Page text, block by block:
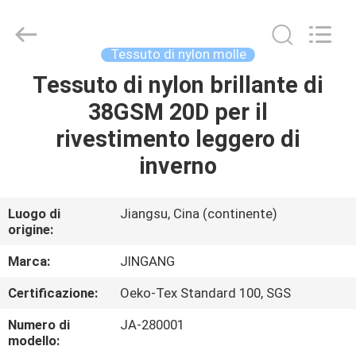
CASA
PRODOTTI
NOI
GIRO
DELLA
FABBRICA
Textile
Co.,Ltd.
Tessuto di nylon molle
Tessuto di nylon brillante di
38GSM 20D per il
rivestimento leggero di
inverno
Luogo di
origine:
Jiangsu, Cina (continente)
Marca:
JINGANG
Certificazione:
Oeko-Tex Standard 100, SGS
Numero di
modello:
JA-280001